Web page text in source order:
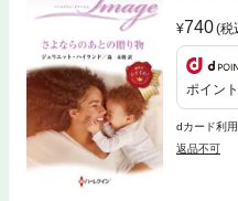
740(税
ポイン
dカード利
返品不可